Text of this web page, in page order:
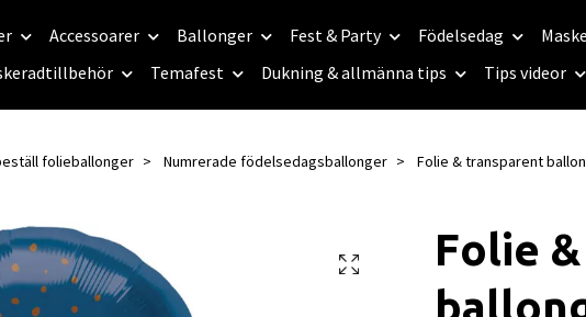
Accessoarer Ballonger Fest & Party Födelsedag
Temafest Dukning & allmänna tips Tips videor
folieballonger Numrerade födelsedagsballonger Folie & transparent
Folie